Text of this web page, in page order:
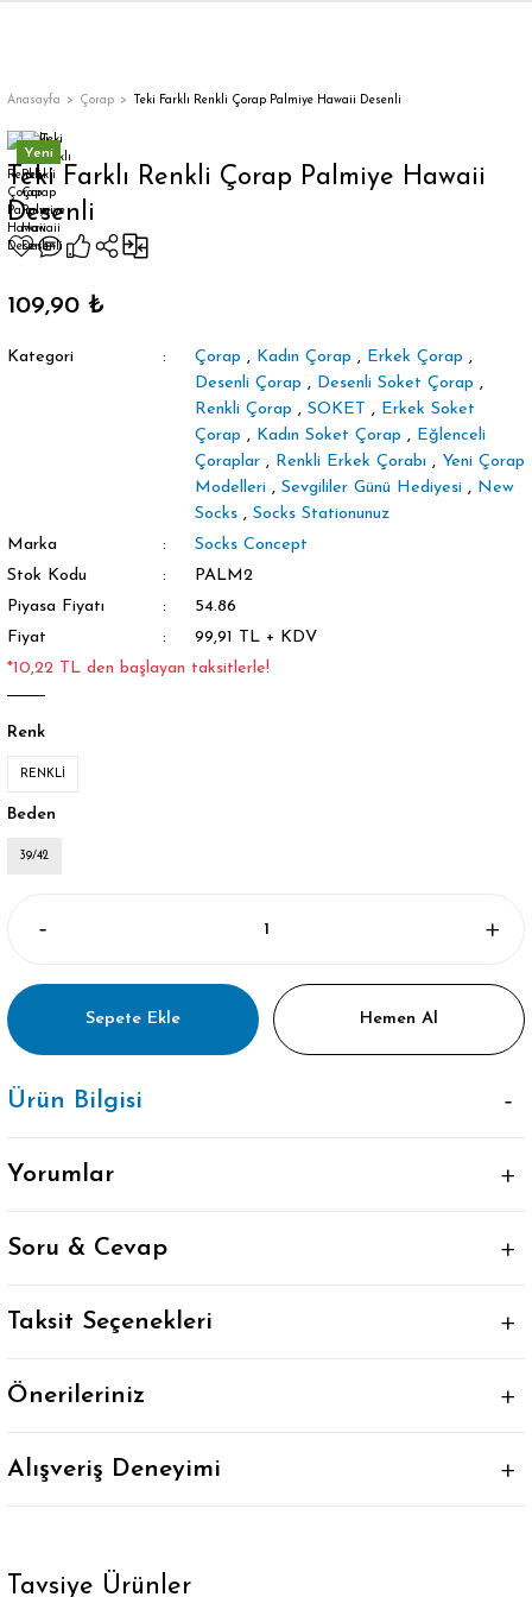
Anasayfa Çorap Teki Farklı Renkli Çorap Palmiye Hawaii Desenli
Yeni
Teki Farklı Renkli Çorap Palmiye Hawaii
Desenli
109,90 ₺
Kategori Çorap , Kadın Çorap , Erkek Çorap ,
Desenli Çorap , Desenli Soket Çorap ,
Renkli Çorap , SOKET , Erkek Soket
Çorap , Kadın Soket Çorap , Eğlenceli
Çoraplar , Renkli Erkek Çorabı , Yeni Çorap
Modelleri , Sevgililer Günü Hediyesi , New
Socks , Socks Stationunuz
Marka
Socks Concept
Stok Kodu
PALM2
Piyasa Fiyatı
54.86
Fiyat
99,91 TL + KDV
*10,22 TL den başlayan taksitlerle!
Renk
RENKLİ
Beden
39/42
Sepete Ekle Hemen Al
Ürün Bilgisi
Yorumlar
Soru & Cevap
Taksit Seçenekleri
Önerileriniz
Alışveriş Deneyimi
Tavsiye Ürünler